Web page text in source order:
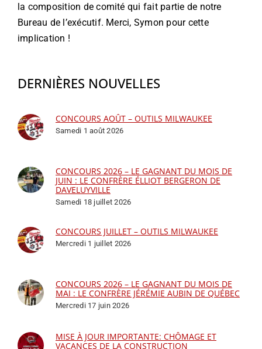
la composition de comité qui fait partie de notre
Bureau de l’exécutif. Merci, Symon pour cette
implication !
DERNIÈRES NOUVELLES
CONCOURS AOÛT – OUTILS MILWAUKEE
Samedi 1 août 2026
CONCOURS 2026 – LE GAGNANT DU MOIS DE
JUIN : LE CONFRÈRE ÉLLIOT BERGERON DE
DAVELUYVILLE
Samedi 18 juillet 2026
CONCOURS JUILLET – OUTILS MILWAUKEE
Mercredi 1 juillet 2026
CONCOURS 2026 – LE GAGNANT DU MOIS DE
MAI : LE CONFRÈRE JÉRÉMIE AUBIN DE QUÉBEC
Mercredi 17 juin 2026
MISE À JOUR IMPORTANTE: CHÔMAGE ET
VACANCES DE LA CONSTRUCTION